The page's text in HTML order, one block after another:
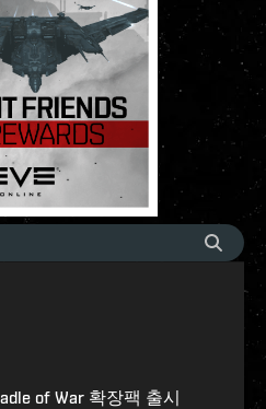
of War 확장팩 출시